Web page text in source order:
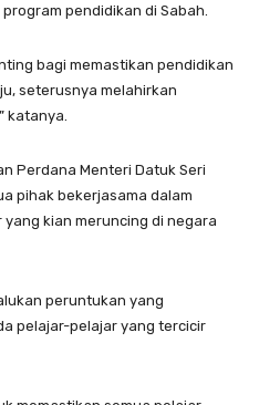
pendidikan di Sabah.
bagi memastikan pendidikan
seterusnya melahirkan
katanya.
Perdana Menteri Datuk Seri
pihak bekerjasama dalam
kian meruncing di negara
peruntukan yang
pelajar-pelajar yang tercicir